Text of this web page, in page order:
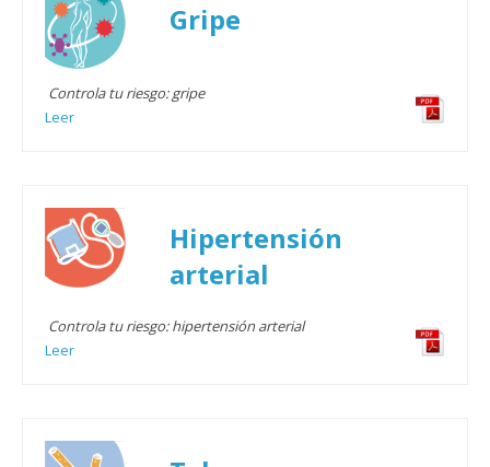
Gripe
Controla tu riesgo: gripe
Leer
Hipertensión
arterial
Controla tu riesgo: hipertensión arterial
Leer